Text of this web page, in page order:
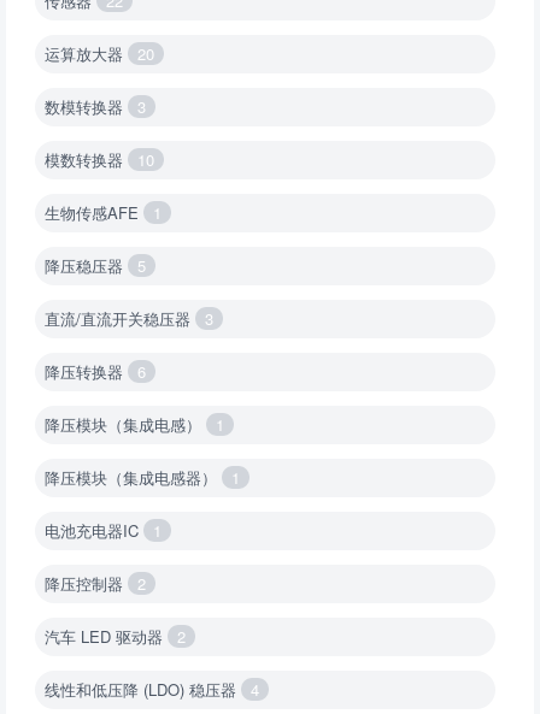
运算放大器 20
数模转换器 3
模数转换器 10
生物传感AFE 1
降压稳压器 5
直流/直流开关稳压器 3
降压转换器 6
降压模块（集成电感） 1
降压模块（集成电感器） 1
电池充电器IC 1
降压控制器 2
汽车 LED 驱动器 2
线性和低压降 (LDO) 稳压器 4